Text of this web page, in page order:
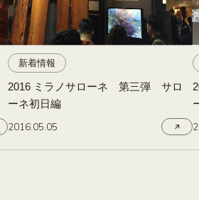
新着情報
2016 ミラノサローネ 第三弾 サロ
ーネ初日編
2016.05.05